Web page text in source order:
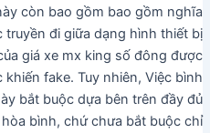
còn bao gồm bao gồm nghĩa
truyền đi giữa dạng hình thiết bị
giá xe mx king số đông được
fake. Tuy nhiên, Việc bình
bắt buộc dựa bên trên đầy đủ
bình, chứ chưa bắt buộc chỉ